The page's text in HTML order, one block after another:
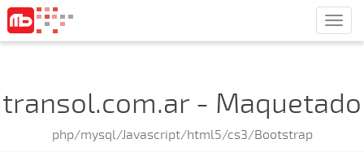
transol.com.ar - Maquetado
php/mysql/Javascript/html5/cs3/Bootstrap